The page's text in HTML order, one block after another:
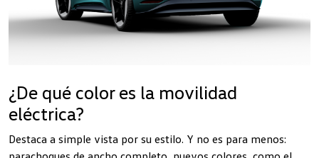
¿De qué color es la movilidad
eléctrica?
Destaca a simple vista por su estilo. Y no es para menos: